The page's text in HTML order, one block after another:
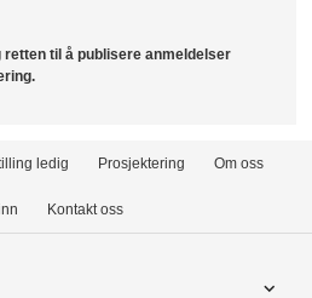
til å publisere anmeldelser
ledig Prosjektering Om oss
Kontakt oss